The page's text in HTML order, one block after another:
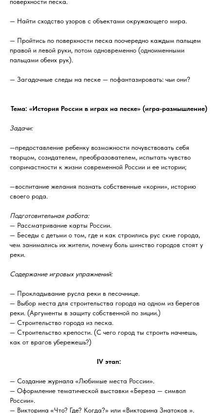
— Найти сходство узоров с объектами окружающего мира.
— Пройтись по поверхности песка поочередно каждым пальцем
правой и левой руки, потом одновременно (одноименными
пальцами обеих рук).
— Загадочные следы на песке — пофантазировать: чьи они?
Тема: «История России в играх на песке» (игра-размышление)
Задачи:
—предоставление ребенку возможности почувствовать себя
творцом, созидателем, преобразователем, испытать чувство
сопричастности к жизни современной России и ее истории;
—воспитание желания познать собственные «корни», историю
своего рода.
Подготовительная работа:
— Рассматривание карты России.
— Беседы с детьми о том, где и как строились рус ские города,
чем занимались их жители, почему боль шинство городов стоят у
реки.
Содержание игровых упражнений:
— Прокладывание русла реки в песочнице.
— Выбор места для строительства города на одном из берегов
реки. (Аргументы в защиту собственной по зиции.)
— Строительство города из песка.
— Строительство крепости. (С чего город ты строить начнешь,
как от врагов убережешь?)
IV этап:
— Создание журнала «Любимые места России».
— Оформление тематической выставки «Береза — символ
России».
— Викторина «Что? Где? Когда?» или «Викторина Знатоков ».